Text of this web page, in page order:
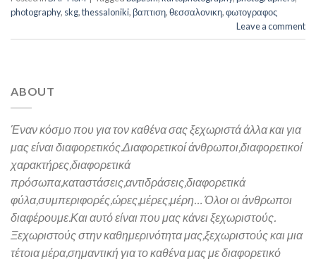
photography, skg,thessaloniki, βαπτιση,θεσσαλονικη,φωτογραφος
Leave a comment
ABOUT
Έναν κόσμο που για τον καθένα σας ξεχωριστά άλλα και για
μας είναι διαφορετικός.Διαφορετικοί άνθρωποι,διαφορετικοί
χαρακτήρες,διαφορετικά
πρόσωπα,καταστάσεις,αντιδράσεις,διαφορετικά
φύλα,συμπεριφορές,ώρες,μέρες,μέρη… Όλοι οι άνθρωποι
διαφέρουμε.Και αυτό είναι που μας κάνει ξεχωριστούς.
Ξεχωριστούς στην καθημερινότητα μας,ξεχωριστούς και μια
τέτοια μέρα,σημαντική για το καθένα μαςμε διαφορετικό